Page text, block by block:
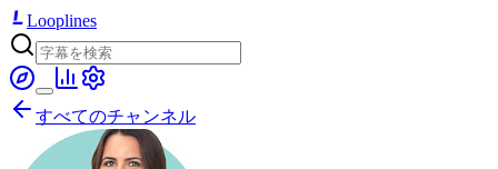
Looplines
すべてのチャンネル